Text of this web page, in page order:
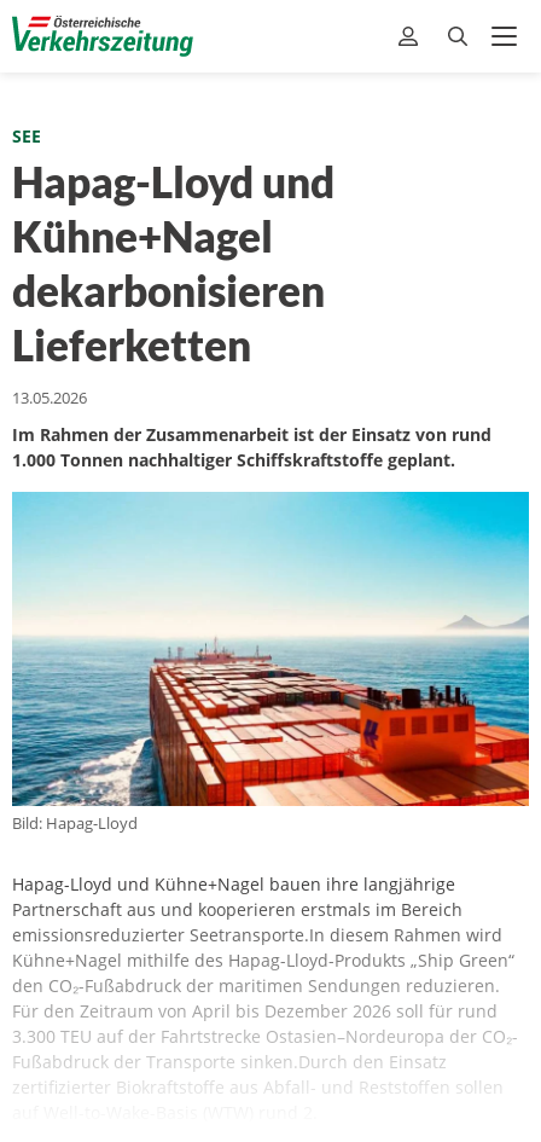
SEE
Hapag-Lloyd und
Kühne+Nagel
dekarbonisieren
Lieferketten
13.05.2026
Im Rahmen der Zusammenarbeit ist der Einsatz von rund
1.000 Tonnen nachhaltiger Schiffskraftstoffe geplant.
Bild: Hapag-Lloyd
Hapag-Lloyd und Kühne+Nagel bauen ihre langjährige
Partnerschaft aus und kooperieren erstmals im Bereich
emissionsreduzierter Seetransporte.In diesem Rahmen wird
Kühne+Nagel mithilfe des Hapag-Lloyd-Produkts „Ship Green“
den CO₂-Fußabdruck der maritimen Sendungen reduzieren.
Für den Zeitraum von April bis Dezember 2026 soll für rund
3.300 TEU auf der Fahrtstrecke Ostasien–Nordeuropa der CO₂-
Fußabdruck der Transporte sinken.Durch den Einsatz
zertifizierter Biokraftstoffe aus Abfall- und Reststoffen sollen